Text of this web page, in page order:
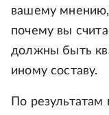
вашему мнению,
почему вы
должны быть
иному составу.
По